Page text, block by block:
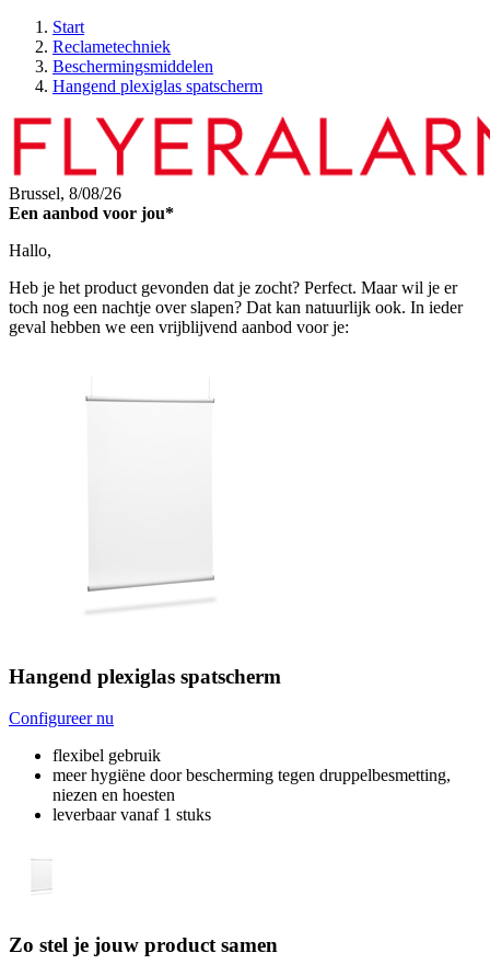
Start
Reclametechniek
Beschermingsmiddelen
Hangend plexiglas spatscherm
Brussel, 8/08/26
Een aanbod voor jou*
Hallo,
Heb je het product gevonden dat je zocht? Perfect. Maar wil je er
toch nog een nachtje over slapen? Dat kan natuurlijk ook. In ieder
geval hebben we een vrijblijvend aanbod voor je:
Hangend plexiglas spatscherm
Configureer nu
flexibel gebruik
meer hygiëne door bescherming tegen druppelbesmetting,
niezen en hoesten
leverbaar vanaf 1 stuks
Zo stel je jouw product samen